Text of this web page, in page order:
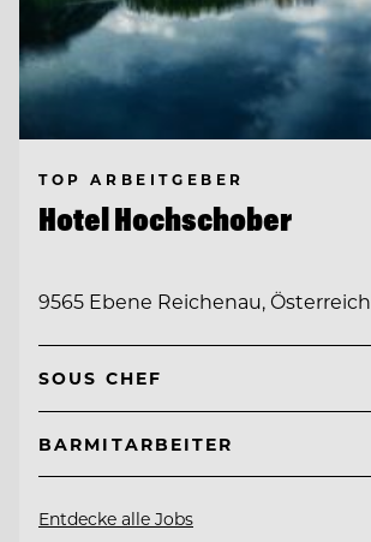
TOP ARBEITGEBER
Hotel Hochschober
9565 Ebene Reichenau, Österreich
SOUS CHEF
BARMITARBEITER
Entdecke alle Jobs